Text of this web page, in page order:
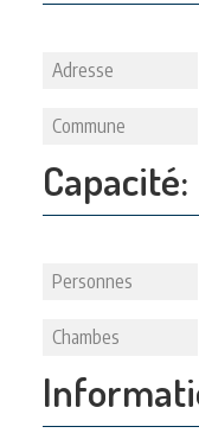
Adresse
Commune
Capacité:
Personnes
Chambes